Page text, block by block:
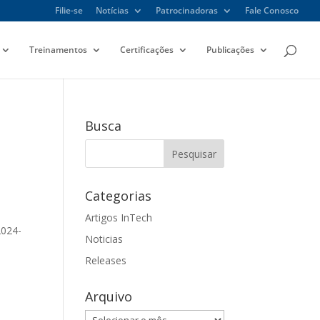
Filie-se Notícias Patrocinadoras Fale Conosco
Treinamentos Certificações Publicações
Busca
Categorias
Artigos InTech
Noticias
Releases
Arquivo